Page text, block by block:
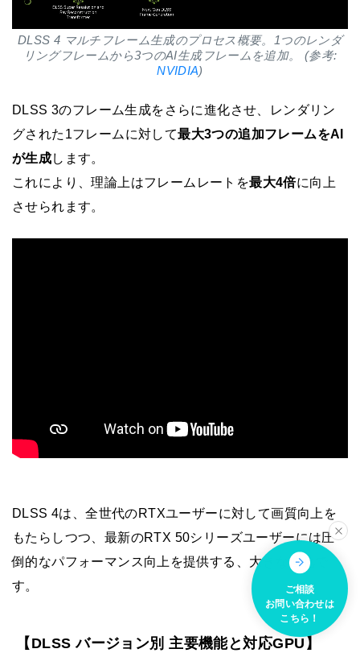
DLSS 4 マルチフレーム生成のプロセス概要。1つのレンダ
リングフレームから3つのAI生成フレームを追加。 (参考:
NVIDIA)
DLSS 3のフレーム生成をさらに進化させ、レンダリン
グされた1フレームに対して最大3つの追加フレームをAI
が生成します。
これにより、理論上はフレームレートを最大4倍に向上
させられます。
DLSS 4は、全世代のRTXユーザーに対して画質向上を
もたらしつつ、最新のRTX 50シリーズユーザーには圧
倒的なパフォーマンス向上を提供する、大きな進化で
す。
【DLSS バージョン別 主要機能と対応GPU】
ご相談
お問い合わせは
こちら！